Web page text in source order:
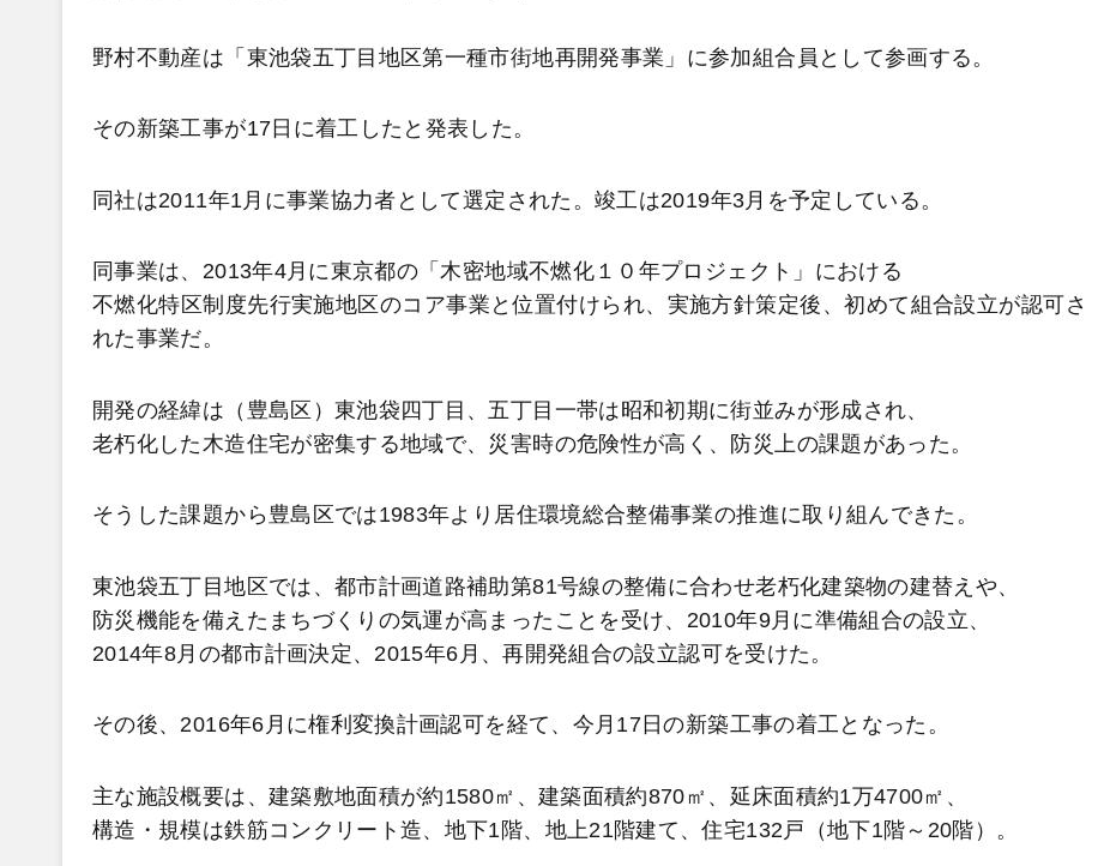
野村不動産は「東池袋五丁目地区第一種市街地再開発事業」に参加組合員として参画する。
その新築工事が17日に着工したと発表した。
同社は2011年1月に事業協力者として選定された。竣工は2019年3月を予定している。
同事業は、2013年4月に東京都の「木密地域不燃化１０年プロジェクト」における
不燃化特区制度先行実施地区のコア事業と位置付けられ、実施方針策定後、初めて組合設立が認可さ
れた事業だ。
開発の経緯は（豊島区）東池袋四丁目、五丁目一帯は昭和初期に街並みが形成され、
老朽化した木造住宅が密集する地域で、災害時の危険性が高く、防災上の課題があった。
そうした課題から豊島区では1983年より居住環境総合整備事業の推進に取り組んできた。
東池袋五丁目地区では、都市計画道路補助第81号線の整備に合わせ老朽化建築物の建替えや、
防災機能を備えたまちづくりの気運が高まったことを受け、2010年9月に準備組合の設立、
2014年8月の都市計画決定、2015年6月、再開発組合の設立認可を受けた。
その後、2016年6月に権利変換計画認可を経て、今月17日の新築工事の着工となった。
主な施設概要は、建築敷地面積が約1580㎡、建築面積約870㎡、延床面積約1万4700㎡、
構造・規模は鉄筋コンクリート造、地下1階、地上21階建て、住宅132戸（地下1階～20階）。